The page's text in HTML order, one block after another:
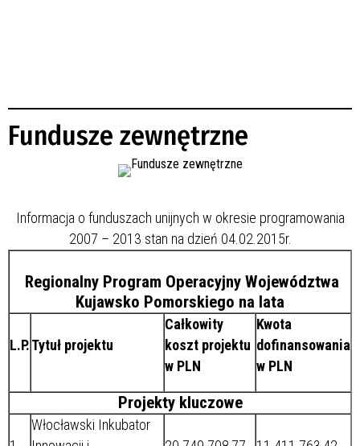
Fundusze zewnętrzne
Informacja o funduszach unijnych w okresie programowania
2007 – 2013 stan na dzień 04.02.2015r.
Regionalny Program Operacyjny Województwa
Kujawsko Pomorskiego na lata
L.P.Tytuł projektu
Całkowity
koszt projektu
w PLN
Kwota
dofinansowania
w PLN
Projekty kluczowe
Włocławski Inkubator